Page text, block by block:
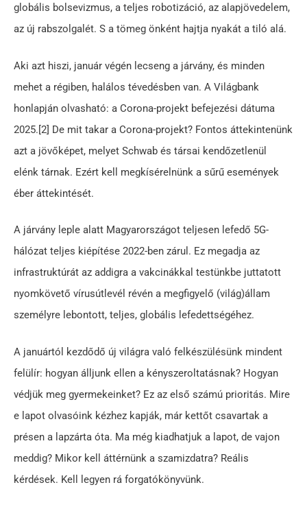
globális bolsevizmus, a teljes robotizáció, az alapjövedelem,
az új rabszolgalét. S a tömeg önként hajtja nyakát a tiló alá.
Aki azt hiszi, január végén lecseng a járvány, és minden
mehet a régiben, halálos tévedésben van. A Világbank
honlapján olvasható: a Corona-projekt befejezési dátuma
2025.[2] De mit takar a Corona-projekt? Fontos áttekintenünk
azt a jövőképet, melyet Schwab és társai kendőzetlenül
elénk tárnak. Ezért kell megkísérelnünk a sűrű események
éber áttekintését.
A járvány leple alatt Magyarországot teljesen lefedő 5G-
hálózat teljes kiépítése 2022-ben zárul. Ez megadja az
infrastruktúrát az addigra a vakcinákkal testünkbe juttatott
nyomkövető vírusútlevél révén a megfigyelő (világ)állam
személyre lebontott, teljes, globális lefedettségéhez.
A januártól kezdődő új világra való felkészülésünk mindent
felülír: hogyan álljunk ellen a kényszeroltatásnak? Hogyan
védjük meg gyermekeinket? Ez az első számú prioritás. Mire
e lapot olvasóink kézhez kapják, már kettőt csavartak a
présen a lapzárta óta. Ma még kiadhatjuk a lapot, de vajon
meddig? Mikor kell áttérnünk a szamizdatra? Reális
kérdések. Kell legyen rá forgatókönyvünk.